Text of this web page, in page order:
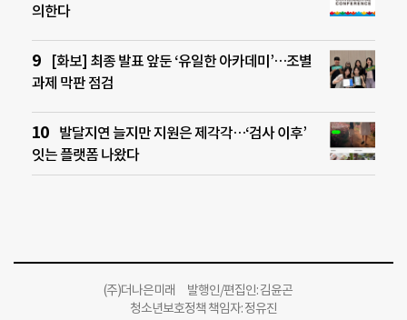
의한다
[화보] 최종 발표 앞둔 ‘유일한 아카데미’…조별
과제 막판 점검
발달지연 늘지만 지원은 제각각…‘검사 이후’
잇는 플랫폼 나왔다
(주)더나은미래 발행인/편집인: 김윤곤
청소년보호정책 책임자: 정유진